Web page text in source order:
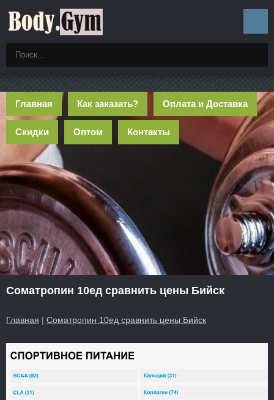
Главная Как заказать? Оплата и Доставка
Скидки Оптом Контакты
Cоматропин 10ед сравнить цены Бийск
Главная | Cоматропин 10ед сравнить цены Бийск